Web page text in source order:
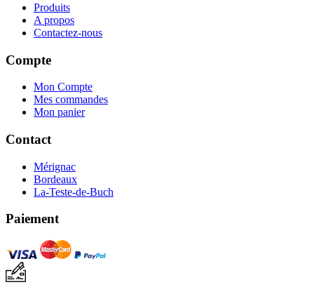
Produits
A propos
Contactez-nous
Compte
Mon Compte
Mes commandes
Mon panier
Contact
Mérignac
Bordeaux
La-Teste-de-Buch
Paiement